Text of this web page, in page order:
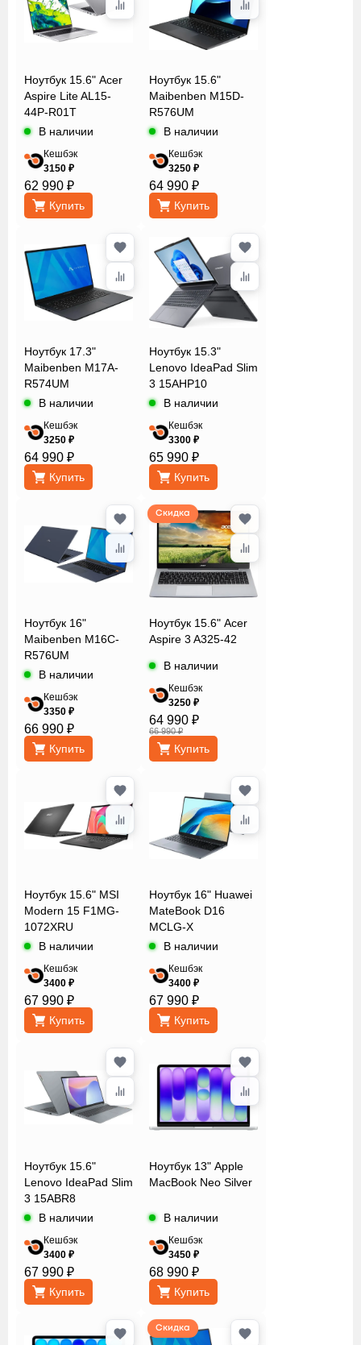
Tecno
Xiaomi
Модель
дискретной
Общий
объем
Объем
оперативной
Операционная
система
Подсветка
клавиш
Разрешение
экрана
экран
пальца
изготовления
экрана
клавиатуры
Частота
обновления
экрана
Сбросить Применить
Ноутбук 15.6" Acer
Aspire Lite AL15-
44P-R01T
В наличии
Кешбэк
3150 ₽
62 990 ₽
Купить
Ноутбук 15.6"
Maibenben M15D-
R576UM
В наличии
Кешбэк
3250 ₽
64 990 ₽
Купить
Ноутбук 17.3"
Maibenben M17A-
R574UM
В наличии
Кешбэк
3250 ₽
64 990 ₽
Купить
Ноутбук 15.3"
Lenovo IdeaPad Slim
3 15AHP10
В наличии
Кешбэк
3300 ₽
65 990 ₽
Купить
Ноутбук 16"
Maibenben M16C-
R576UM
В наличии
Кешбэк
3350 ₽
66 990 ₽
Купить
Скидка
Ноутбук 15.6" Acer
Aspire 3 A325-42
В наличии
Кешбэк
3250 ₽
64 990 ₽
66 990 ₽
Купить
Ноутбук 15.6" MSI
Modern 15 F1MG-
1072XRU
В наличии
Кешбэк
3400 ₽
67 990 ₽
Купить
Ноутбук 16" Huawei
MateBook D16
MCLG-X
В наличии
Кешбэк
3400 ₽
67 990 ₽
Купить
Ноутбук 15.6"
Lenovo IdeaPad Slim
3 15ABR8
В наличии
Кешбэк
3400 ₽
67 990 ₽
Купить
Ноутбук 13" Apple
MacBook Neo Silver
В наличии
Кешбэк
3450 ₽
68 990 ₽
Купить
Скидка